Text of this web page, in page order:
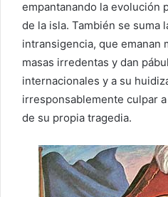
empantanando la evolución
de la isla. También se suma
intransigencia, que emanan
masas irredentas y dan
internacionales y a su
irresponsablemente culpar
de su propia tragedia.